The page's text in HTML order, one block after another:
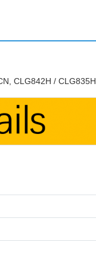
CLG842H / CLG835H